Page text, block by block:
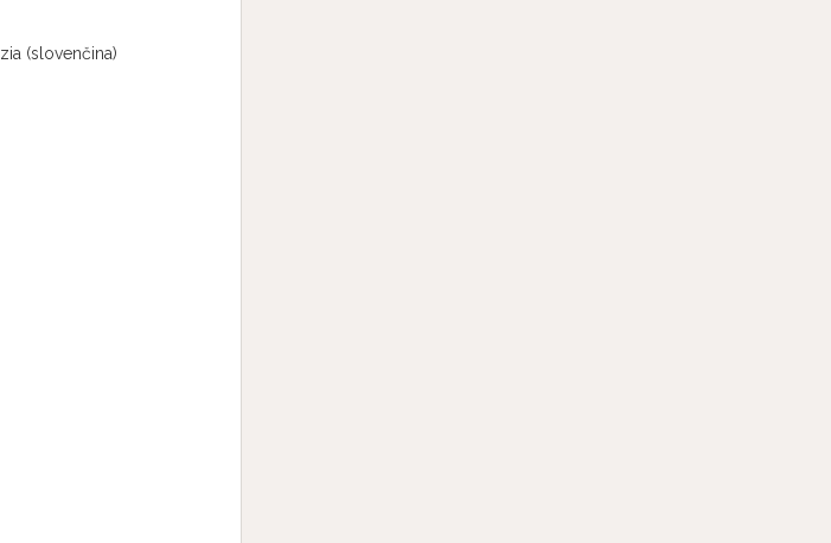
(slovenčina)